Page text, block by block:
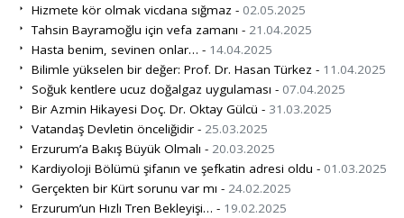
Hizmete kör olmak vicdana sığmaz - 02.05.2025
Tahsin Bayramoğlu için vefa zamanı - 21.04.2025
Hasta benim, sevinen onlar… - 14.04.2025
Bilimle yükselen bir değer: Prof. Dr. Hasan Türkez - 11.04.2025
Soğuk kentlere ucuz doğalgaz uygulaması - 07.04.2025
Bir Azmin Hikayesi Doç. Dr. Oktay Gülcü - 31.03.2025
Vatandaş Devletin önceliğidir - 25.03.2025
Erzurum’a Bakış Büyük Olmalı - 20.03.2025
Kardiyoloji Bölümü şifanın ve şefkatin adresi oldu - 01.03.2025
Gerçekten bir Kürt sorunu var mı - 24.02.2025
Erzurum’un Hızlı Tren Bekleyişi… - 19.02.2025